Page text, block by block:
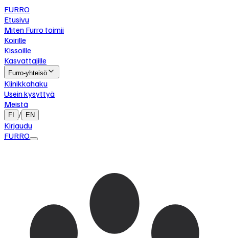
FURRO
Etusivu
Miten Furro toimii
Koirille
Kissoille
Kasvattajille
Furro-yhteisö
Klinikkahaku
Usein kysyttyä
Meistä
FI / EN
Kirjaudu
FURRO